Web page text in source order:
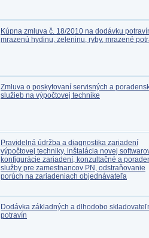
Kúpna zmluva č. 18/2010 na dodávku
mrazenú hydinu, zeleninu, ryby, mrazené
Zmluva o poskytovaní servisných a
služieb na výpočtovej technike
Pravidelná údržba a diagnostika zariadení
výpočtovej techniky, inštalácia novej
konfigurácie zariadení, konzultačné a
služby pre zamestnancov PN, odstraňovanie
porúch na zariadeniach objednávateľa
Dodávka základných a dlhodobo
potravín